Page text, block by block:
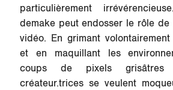
particulièrement
demake peut endosser le rôle
vidéo. En grimant
et en maquillant les
coups de pixels
créateur.trices se veulent